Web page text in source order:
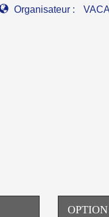
Organisateur :